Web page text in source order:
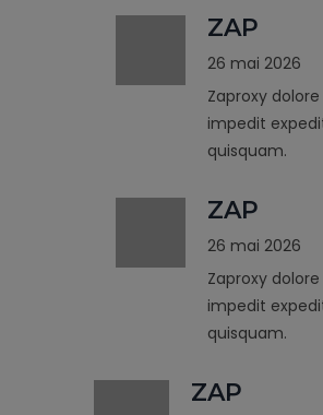
ZAP
26 mai 2026
Zaproxy dolore
impedit
quisquam.
ZAP
26 mai 2026
Zaproxy dolore
impedit
quisquam.
ZAP